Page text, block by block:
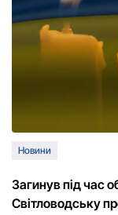
Новини
Загинув під час
Світловодську